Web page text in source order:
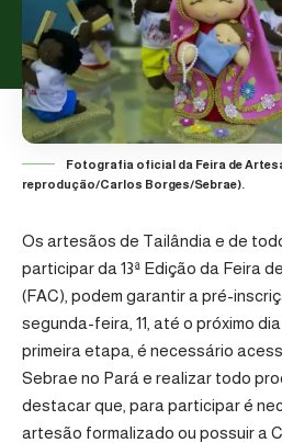
Fotografia oficial da Feira de
reprodução/Carlos Borges/Sebrae).
Os artesãos de Tailândia e de
participar da 13ª Edição da Feira
(FAC) , podem garantir a pré-
segunda-feira, 11, até o próximo
primeira etapa, é necessário
Sebrae no Pará e realizar todo
destacar que, para participar é
artesão formalizado ou possuir a